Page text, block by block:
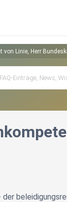
von Linie, Herr
der